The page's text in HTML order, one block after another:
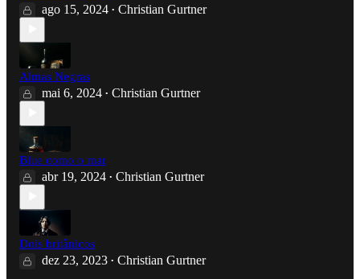
ago 15, 2024 • Christian Gurtner
Almas Negras
mai 6, 2024 • Christian Gurtner
Blue como o mar
abr 19, 2024 • Christian Gurtner
Dois britânicos
dez 23, 2023 • Christian Gurtner